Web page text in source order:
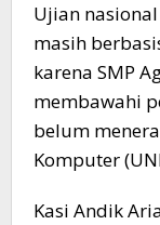
Ujian
masih
karena SMP
membawahi
belum
Komputer
Kasi Andik